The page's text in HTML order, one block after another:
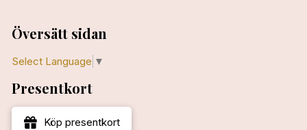
Översätt sidan
Select Language ▼
Presentkort
Köp presentkort